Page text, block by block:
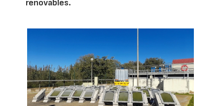
renovables.